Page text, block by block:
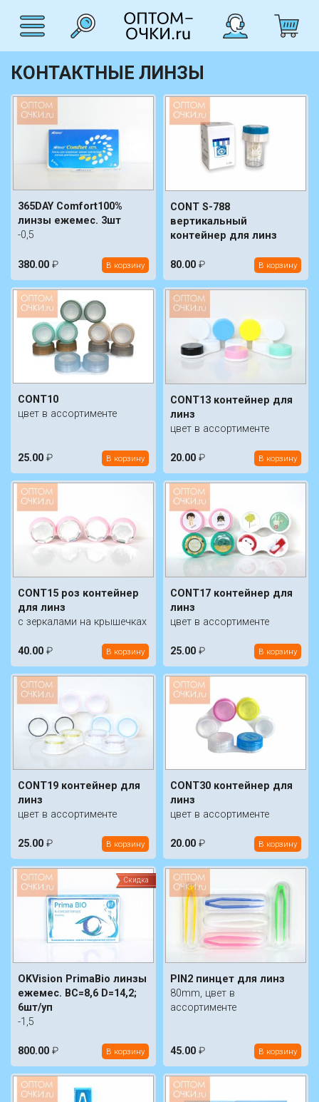
КОНТАКТНЫЕ ЛИНЗЫ
365DAY Comfort100%
линзы ежемес. 3шт
-0,5
380.00 ₽ В корзину
CONT S-788
вертикальный
контейнер для линз
80.00 ₽ В корзину
CONT10
цвет в ассортименте
25.00 ₽ В корзину
CONT13 контейнер для
линз
цвет в ассортименте
20.00 ₽ В корзину
CONT15 роз контейнер
для линз
с зеркалами на крышечках
40.00 ₽ В корзину
CONT17 контейнер для
линз
цвет в ассортименте
25.00 ₽ В корзину
CONT19 контейнер для
линз
цвет в ассортименте
25.00 ₽ В корзину
CONT30 контейнер для
линз
цвет в ассортименте
20.00 ₽ В корзину
Скидка
OKVision PrimaBio линзы
ежемес. BC=8,6 D=14,2;
6шт/уп
-1,5
800.00 ₽ В корзину
PIN2 пинцет для линз
80mm, цвет в
ассортименте
45.00 ₽ В корзину